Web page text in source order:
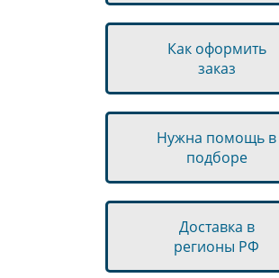
Как оформить
заказ
Нужна помощь в
подборе
Доставка в
регионы РФ